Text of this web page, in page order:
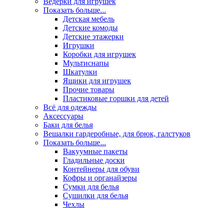
Показать больше...
Детская мебель
Детские комоды
Детские этажерки
Игрушки
Коробки для игрушек
Мультиснапы
Шкатулки
Ящики для игрушек
Прочие товары
Пластиковые горшки для детей
Всё для одежды
Аксессуары
Баки для белья
Вешалки гардеробные, для брюк, галстуков
Показать больше...
Вакуумные пакеты
Гладильные доски
Контейнеры для обуви
Кофры и органайзеры
Сумки для белья
Сушилки для белья
Чехлы